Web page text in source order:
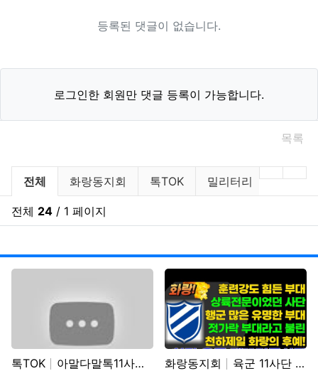
등록된 댓글이 없습니다.
로그인한 회원만 댓글 등록이 가능합니다.
목록
아말다말TV 분류 목록
전체 화랑동지회 톡TOK 밀리터리 데일리
이전 분
다
전체 24 / 1 페이지
톡TOK
아말다말톡11사단 기갑수색대대 부대개방행사 이상병어머니…
화랑동지회
육군 11사단 화랑부대 훈련 강도 매우 강하며 숨겨진 …